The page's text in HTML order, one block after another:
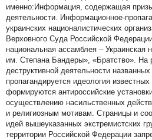
именно:Информация, содержащая
деятельности. Информационное-
украинских националистических
Верховного Суда Российской
национальная ассамблея –
им. Степана Бандеры», «Братство». На
деструктивной деятельности
пропагандируется идеология
формируются антироссийские
осуществлению насильственных
и религиозным мотивам. Страницы и
идей вышеуказанных экстремистских
территории Российской Федерации